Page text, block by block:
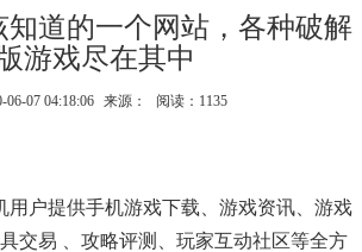
知道的一个网站，各种破解
游戏尽在其中
06-07 04:18:06 来源： 阅读：1135
用户提供手机游戏下载、游戏资讯、游戏
交易 、攻略评测、玩家互动社区等全方